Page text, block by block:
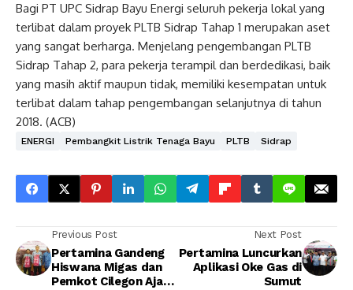
Bagi PT UPC Sidrap Bayu Energi seluruh pekerja lokal yang
terlibat dalam proyek PLTB Sidrap Tahap 1 merupakan aset
yang sangat berharga. Menjelang pengembangan PLTB
Sidrap Tahap 2, para pekerja terampil dan berdedikasi, baik
yang masih aktif maupun tidak, memiliki kesempatan untuk
terlibat dalam tahap pengembangan selanjutnya di tahun
2018. (ACB)
ENERGI Pembangkit Listrik Tenaga Bayu PLTB Sidrap
Previous Post
Pertamina Gandeng
Hiswana Migas dan
Pemkot Cilegon Ajak
Next Post
Pertamina Luncurkan
Aplikasi Oke Gas di
Sumut